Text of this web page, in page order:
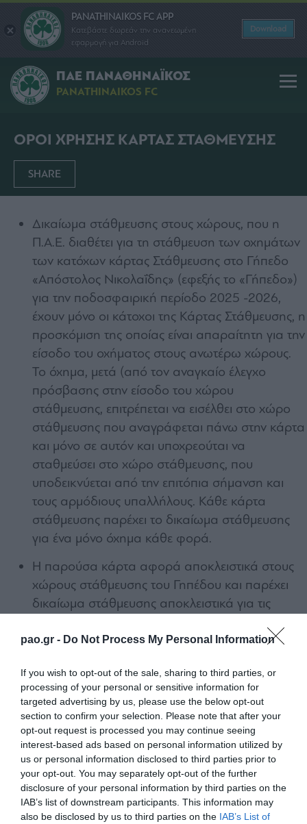
pao.gr - Do Not Process My Personal Information
If you wish to opt-out of the sale, sharing to third parties, or
processing of your personal or sensitive information for
targeted advertising by us, please use the below opt-out
section to confirm your selection. Please note that after your
opt-out request is processed you may continue seeing
interest-based ads based on personal information utilized by
us or personal information disclosed to third parties prior to
your opt-out. You may separately opt-out of the further
disclosure of your personal information by third parties on the
IAB’s list of downstream participants. This information may
also be disclosed by us to third parties on the IAB’s List of
PANATHINAIKOS FC APP
Κατεβάστε δωρεάν την ανανεωμένη
εφαρμογή για Android
Download
ΠΑΕ ΠΑΝΑΘΗΝΑΪΚΟΣ
PANATHINAIKOS FC
ΟΡΟΙ ΧΡΗΣΗΣ ΚΑΡΤΑΣ ΣΤΑΘΜΕΥΣΗΣ
SHARE
Δικαίωμα στάθμευσης στους χώρους, που η
Π.Α.Ε. διαθέτει για τη στάθμευση των οχημάτων
των κατόχων κάρτας Στάθμευσης στο Γήπεδο
«Απόστολος Νικολαΐδης» (εφεξής το «Γήπεδο»)
για την ποδοσφαιρική περίοδο 2025 -2026,
έχουν μόνο οι κάτοχοι της Κάρτας Στάθμευσης, η
προσκόμιση της οποίας είναι απαραίτητη για την
είσοδο του οχήματος στους ανωτέρω χώρους.
Το όχημα, μετά (από τον αναγκαίο έλεγχο
πρόσβασης στην είσοδο του χώρου
στάθμευσης, επιτρέπεται να εισέλθει στο χώρο
στάθμευσης που αναγράφεται πάνω στην κάρτα
και μόνο σε αυτόν και υποχρεούται να
σταθμεύσει στο χώρο στάθμευσης, που
υποδεικνύεται από την επιτόπια σήμανση και
τους αρμόδιους υπαλλήλους. Κάθε κάρτα
στάθμευσης παρέχει το δικαίωμα στάθμευσης
για ένα μόνο όχημα κάθε φορά.
Η παρούσα κάρτα αφορά αποκλειστικά στους
χώρους στάθμευσης του Γηπέδου και παρέχει
δικαίωμα στάθμευσης αποκλειστικά για τις
ΠΑΝΑΘΗΝΑΪΚΟΣ. Η κάρτα δεν ισχύει στην
ΠΑΝΑΘΗΝΑΪΚΟΣ, μολονότι γηπεδούχος έχει
υποχρεωθεί να αγωνίζεται «κεκλεισμένων των
θυρών» ούτε στην περίπτωση διεξαγωγής
προπονήσεως της ομάδας στους χώρους του
Γηπέδου.
Η Π.Α.Ε. ΠΑΝΑΘΗΝΑΪΚΟΣ διατηρεί το δικαίωμα
ακύρωσης/ανάκλησης/παρακράτησης της
κάρτας σε κάθε περίπτωση κατά τηv οποία